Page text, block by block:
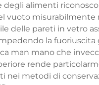
degli alimenti
vuoto
delle pareti in vetro
la fuoriuscita
man mano che
rende
nei metodi di